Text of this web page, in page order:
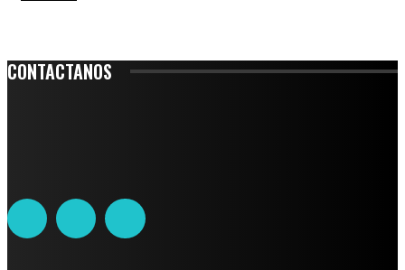
CONTACTANOS